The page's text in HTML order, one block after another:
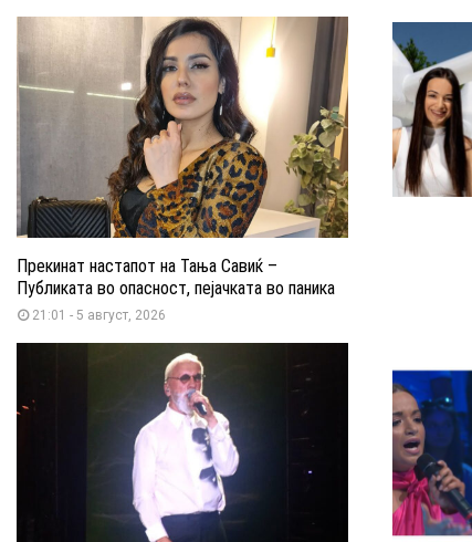
Прекинат настапот на Тања Савиќ –
Публиката во опасност, пејачката во паника
21:01 - 5 август, 2026